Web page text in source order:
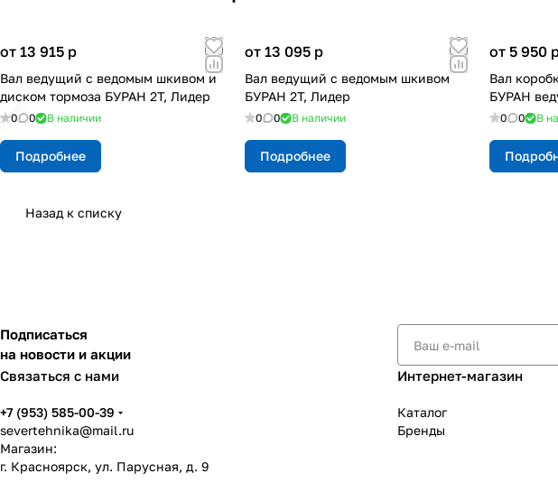
от 13 915 p
Вал ведущий с ведомым шкивом и
диском тормоза БУРАН 2Т, Лидер
0 0 В наличии
Подробнее
от 13 095 p
Вал ведущий с ведомым шкивом
БУРАН 2Т, Лидер
0 0 В наличии
Подробнее
от 5 950
Вал
БУРАН
0 0 В
Назад к списку
Подписаться
на новости и акции
Связаться с нами
+7 (953) 585-00-39
severtehnika@mail.ru
Магазин:
г. Красноярск, ул. Парусная, д. 9
Интернет-магазин
Каталог
Бренды